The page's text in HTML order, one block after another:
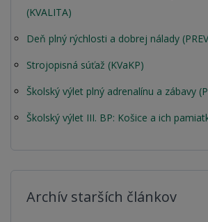
(KVALITA)
Deň plný rýchlosti a dobrej nálady
Strojopisná súťaž (KVaKP)
Školský výlet plný adrenalínu a zábavy
Školský výlet III. BP: Košice a ich
Archív starších článkov